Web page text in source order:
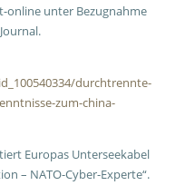
online unter Bezugnahme
durchtrennte-
zum-china-
Europas Unterseekabel
– NATO-Cyber-Experte“.